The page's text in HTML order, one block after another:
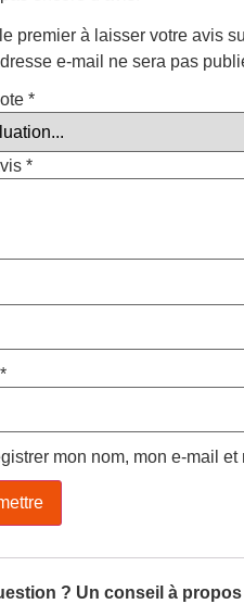
premier à laisser votre avis
e-mail ne sera pas
*
*
*
mon nom, mon e-mail
? Un conseil à